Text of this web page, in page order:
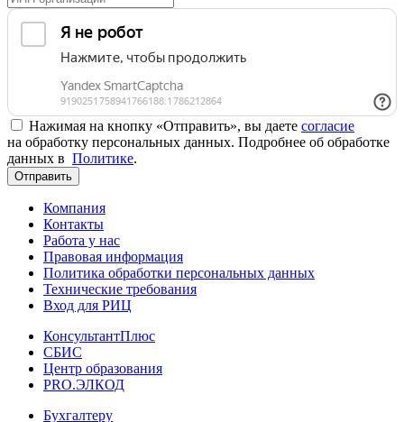
Нажимая на кнопку «Отправить», вы даете согласие
на обработку персональных данных. Подробнее об обработке
данных в Политике.
Отправить
Компания
Контакты
Работа у нас
Правовая информация
Политика обработки персональных данных
Технические требования
Вход для РИЦ
КонсультантПлюс
СБИС
Центр образования
PRO.ЭЛКОД
Бухгалтеру